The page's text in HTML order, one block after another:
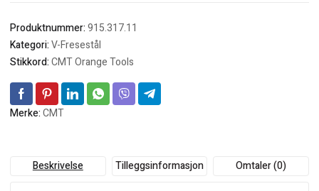
Produktnummer:915.317.11
Kategori:V-Fresestål
Stikkord:CMT Orange Tools
Merke:CMT
Beskrivelse Tilleggsinformasjon Omtaler (0)